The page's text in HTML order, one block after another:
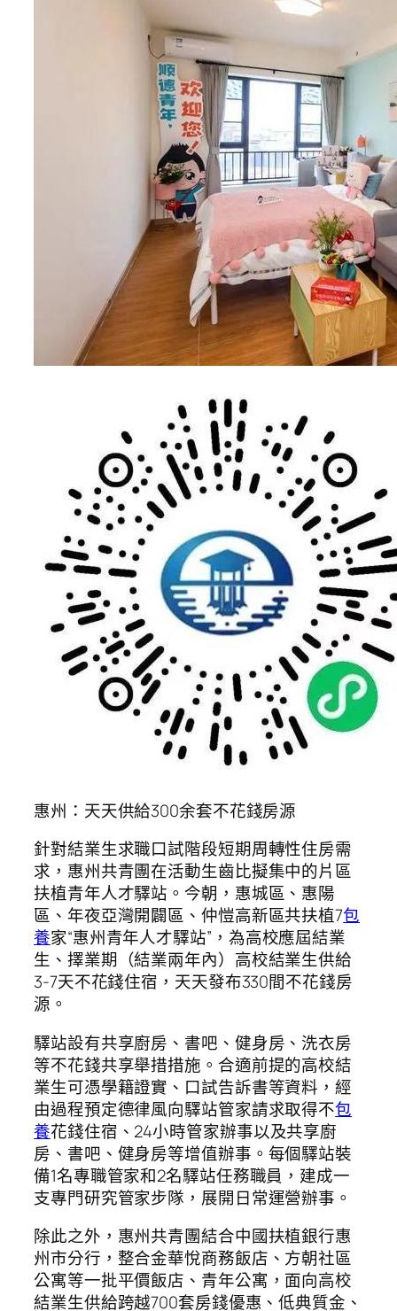
惠州：天天供給300余套不花錢房源
針對結業生求職口試階段短期周轉性住房需
求，惠州共青團在活動生齒比擬集中的片區
扶植青年人才驛站。今朝，惠城區、惠陽
區、年夜亞灣開闢區、仲愷高新區共扶植7包
養家“惠州青年人才驛站”，為高校應屆結業
生、擇業期（結業兩年內）高校結業生供給
3-7天不花錢住宿，天天發布330間不花錢房
源。
驛站設有共享廚房、書吧、健身房、洗衣房
等不花錢共享舉措措施。合適前提的高校結
業生可憑學籍證實、口試告訴書等資料，經
由過程預定德律風向驛站管家請求取得不包
養花錢住宿、24小時管家辦事以及共享廚
房、書吧、健身房等增值辦事。每個驛站裝
備1名專職管家和2名驛站任務職員，建成一
支專門研究管家步隊，展開日常運營辦事。
除此之外，惠州共青團結合中國扶植銀行惠
州市分行，整合金華悅商務飯店、方朝社區
公寓等一批平價飯店、青年公寓，面向高校
結業生供給跨越700套房錢優惠、低典質金、